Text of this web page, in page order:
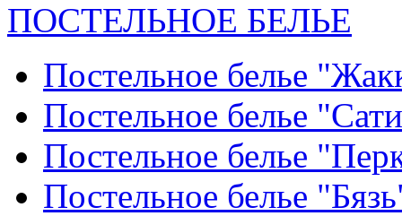
ПОСТЕЛЬНОЕ БЕЛЬЕ
Постельное белье
Постельное белье
Постельное белье
Постельное белье